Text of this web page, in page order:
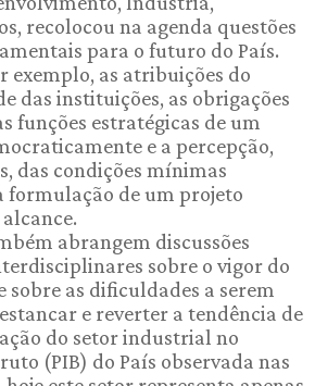
recolocou na agenda questões
para o futuro do País.
exemplo, as atribuições do
das instituições, as obrigações
funções estratégicas de um
e a percepção,
das condições mínimas
formulação de um projeto
abrangem discussões
sobre o vigor do
sobre as dificuldades a serem
e reverter a tendência de
do setor industrial no
(PIB) do País observada nas